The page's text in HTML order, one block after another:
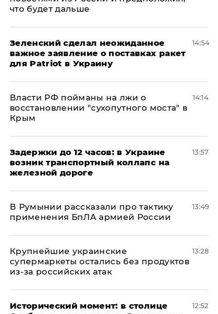
что будет дальше
Зеленский сделал неожиданное
важное заявление о поставках ракет
для Patriot в Украину
14:54
Власти РФ пойманы на лжи о
восстановлении "сухопутного моста" в
Крым
14:14
Задержки до 12 часов: в Украине
возник транспортный коллапс на
железной дороге
13:57
В Румынии рассказали про тактику
применения БпЛА армией России
13:49
Крупнейшие украинские
супермаркеты остались без продуктов
из-за российских атак
13:28
Исторический момент: в столице
12:52